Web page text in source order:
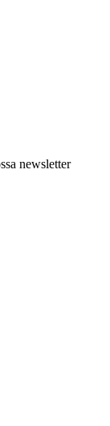
newsletter